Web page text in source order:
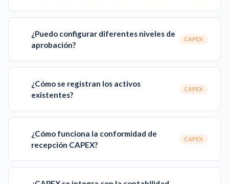
¿Puedo configurar diferentes niveles de
aprobación?
CAPEX
¿Cómo se registran los activos
existentes?
CAPEX
¿Cómo funciona la conformidad de
recepción CAPEX?
CAPEX